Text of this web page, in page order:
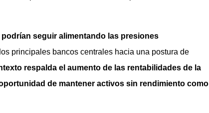
seguir alimentando las presiones
principales bancos centrales hacia una postura de
respalda el aumento de las rentabilidades de la
de mantener activos sin rendimiento como